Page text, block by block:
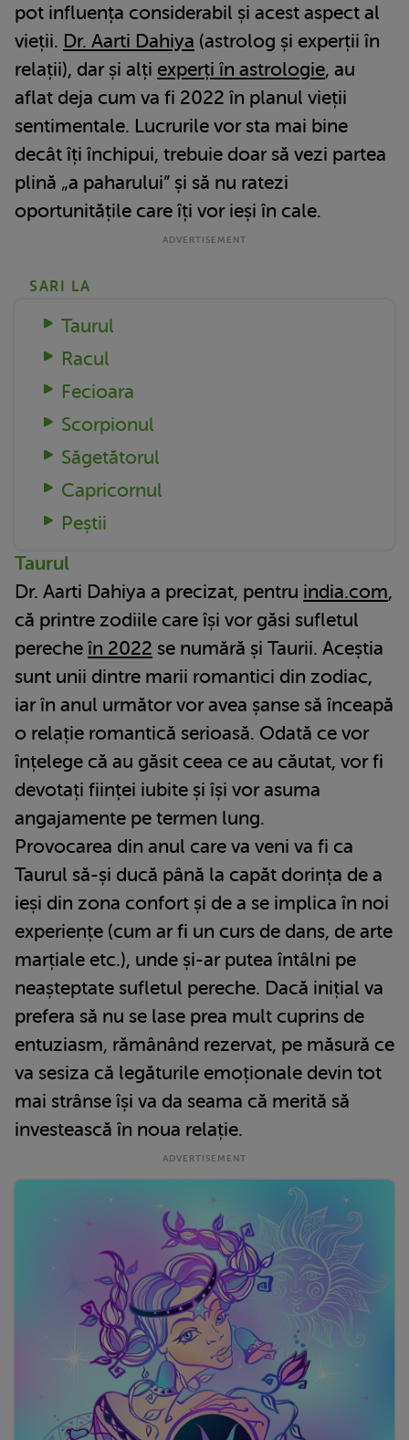
pot influența considerabil și acest aspect al
vieții. Dr. Aarti Dahiya (astrolog și experții în
relații), dar și alți experți în astrologie, au
aflat deja cum va fi 2022 în planul vieții
sentimentale. Lucrurile vor sta mai bine
decât îți închipui, trebuie doar să vezi partea
plină „a paharului” și să nu ratezi
oportunitățile care îți vor ieși în cale.
SARI LA
Taurul
Racul
Fecioara
Scorpionul
Săgetătorul
Capricornul
Peștii
Taurul
Dr. Aarti Dahiya a precizat, pentru india.com,
că printre zodiile care își vor găsi sufletul
pereche în 2022 se numără și Taurii. Aceștia
sunt unii dintre marii romantici din zodiac,
iar în anul următor vor avea șanse să înceapă
o relație romantică serioasă. Odată ce vor
înțelege că au găsit ceea ce au căutat, vor fi
devotați ființei iubite și își vor asuma
angajamente pe termen lung.
Provocarea din anul care va veni va fi ca
Taurul să-și ducă până la capăt dorința de a
ieși din zona confort și de a se implica în noi
experiențe (cum ar fi un curs de dans, de arte
marțiale etc.), unde și-ar putea întâlni pe
neașteptate sufletul pereche. Dacă inițial va
prefera să nu se lase prea mult cuprins de
entuziasm, rămânând rezervat, pe măsură ce
va sesiza că legăturile emoționale devin tot
mai strânse își va da seama că merită să
investească în noua relație.